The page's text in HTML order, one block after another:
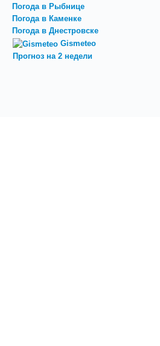
Погода в Рыбнице
Погода в Каменке
Погода в Днестровске
Gismeteo
Прогноз на 2 недели